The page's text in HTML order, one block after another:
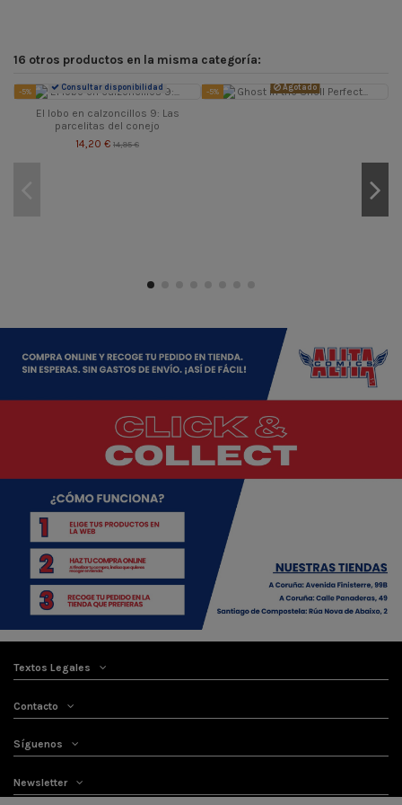
16 otros productos en la misma categoría:
-5% Consultar disponibilidad
El lobo en calzoncillos 9: Las
parcelitas del conejo
14,20 € 14,95 €
-5% Agotado
Textos Legales
Contacto
Síguenos
Newsletter